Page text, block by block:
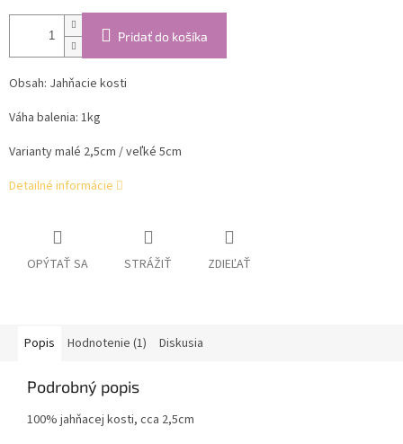
Pridať do košíka
Obsah: Jahňacie kosti
Váha balenia: 1kg
Varianty malé 2,5cm / veľké 5cm
Detailné informácie
OPÝTAŤ SA STRÁŽIŤ ZDIEĽAŤ
Popis Hodnotenie (1) Diskusia
Podrobný popis
100% jahňacej kosti, cca 2,5cm